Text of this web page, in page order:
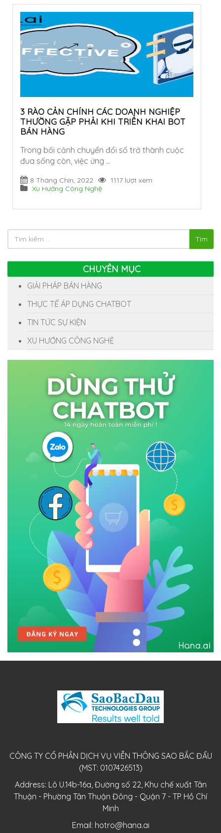
3 RÀO CẢN CHÍNH CÁC DOANH NGHIỆP
THƯỜNG GẶP PHẢI KHI TRIỂN KHAI BOT
BÁN HÀNG
Trong bối cảnh chuyển đổi số trở thành cuộc
đua sống còn, việc ứng …
8 Tháng Chín, 2022
1117 lượt xem
Xu Hướng Công Nghệ
Tìm
CHUYÊN MỤC
GIẢI PHÁP BÁN HÀNG
THỰC TẾ ÁP DỤNG CHATBOT
TIN TỨC SỰ KIỆN
XU HƯỚNG CÔNG NGHỆ
CÔNG TY CỔ PHẦN DỊCH VỤ VIỄN THÔNG SAO BẮC ĐẨU
(MST: 0107426513)
Address: Lô U.14b-16a, Đường số 22, Khu chế xuất Tân
Thuận - Phường Tân Thuận Đông - Quận 7 - TP Hồ Chí
Minh
Email: hotro@hana.ai